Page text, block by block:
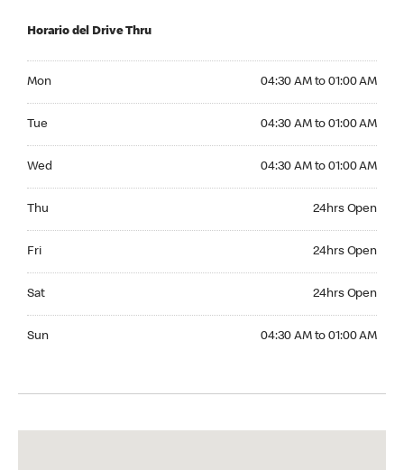
Horario del Drive Thru
Mon 04:30 AM to 01:00 AM
Tue 04:30 AM to 01:00 AM
Wed 04:30 AM to 01:00 AM
Thu 24hrs Open
Fri 24hrs Open
Sat 24hrs Open
Sun 04:30 AM to 01:00 AM